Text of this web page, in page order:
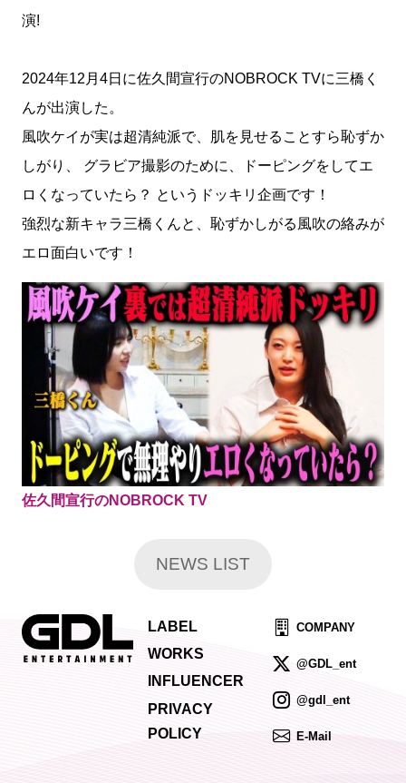
演!
2024年12月4日に佐久間宣行のNOBROCK TVに三橋く
んが出演した。
風吹ケイが実は超清純派で、肌を見せることすら恥ずか
しがり、 グラビア撮影のために、ドーピングをしてエ
ロくなっていたら？ というドッキリ企画です！
強烈な新キャラ三橋くんと、恥ずかしがる風吹の絡みが
エロ面白いです！
佐久間宣行のNOBROCK TV
NEWS LIST
LABEL
WORKS
INFLUENCER
PRIVACY
POLICY
COMPANY
@GDL_ent
@gdl_ent
E-Mail